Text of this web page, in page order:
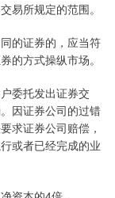
易所规定的范围。
的证券的，应当符
的方式操纵市场。
委托发出证券交
因证券公司的过错
求证券公司赔偿，
或者已经完成的业